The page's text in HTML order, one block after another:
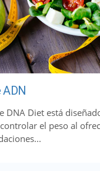
ADN
DNA Diet está
el peso al